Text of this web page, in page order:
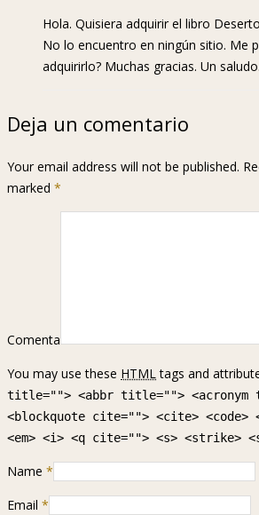
Hola. Quisiera adquirir el libro
No lo encuentro en ningún sitio. Me
adquirirlo? Muchas gracias. Un saludo.
Deja un comentario
Your email address will not be published.
marked *
Comenta
You may use these HTMLtags and
title=""> <abbr title=""> <acronym
<blockquote cite=""> <cite> <code>
<em> <i> <q cite=""> <s> <strike>
Name *
Email *